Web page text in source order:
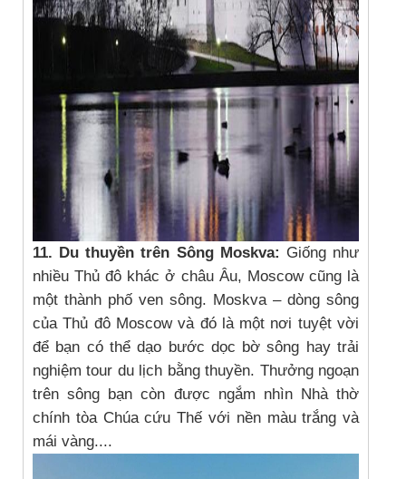
11. Du thuyền trên Sông Moskva: Giống như
nhiều Thủ đô khác ở châu Âu, Moscow cũng là
một thành phố ven sông. Moskva – dòng sông
của Thủ đô Moscow và đó là một nơi tuyệt vời
để bạn có thể dạo bước dọc bờ sông hay trải
nghiệm tour du lịch bằng thuyền. Thưởng ngoạn
trên sông bạn còn được ngắm nhìn Nhà thờ
chính tòa Chúa cứu Thế với nền màu trắng và
mái vàng....